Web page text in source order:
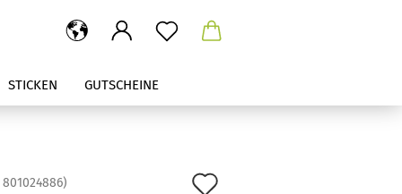
STICKEN GUTSCHEINE
801024886)